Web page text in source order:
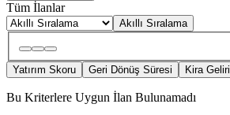
Tüm İlanlar
Akıllı Sıralama
Yatırım Skoru Geri Dönüş Süresi Kira Geliri
Bu Kriterlere Uygun İlan Bulunamadı